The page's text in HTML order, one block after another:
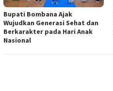
Bupati Bombana Ajak
Wujudkan Generasi Sehat dan
Berkarakter pada Hari Anak
Nasional